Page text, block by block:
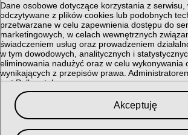
Dane osobowe dotyczące korzystania z
odczytywane z plików cookies lub podobnych
przetwarzane w celu zapewnienia dostępu do
marketingowych, w celach wewnętrznych
świadczeniem usług oraz prowadzeniem
w tym dowodowych, analitycznych i
eliminowania nadużyć oraz w celu wykonywania
wynikających z przepisów prawa.
jest Polkomtel sp. z o.o.
Przysługuje Ci prawo do dostępu do danych, ich
ograniczenia przetwarzania, przenoszenia,
oraz cofnięcia zgód w każdym czasie, o ile
przetwarzania.
Akceptuję